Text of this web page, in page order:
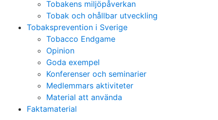
Tobakens miljöpåverkan
Tobak och ohållbar utveckling
Tobaksprevention i Sverige
Tobacco Endgame
Opinion
Goda exempel
Konferenser och seminarier
Medlemmars aktiviteter
Material att använda
Faktamaterial